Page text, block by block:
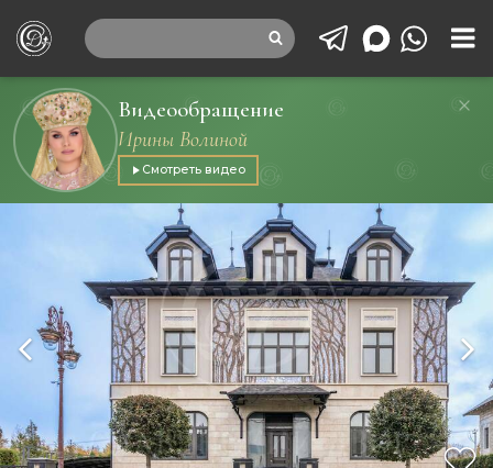
Видеообращение
Ирины Волиной
Смотреть видео